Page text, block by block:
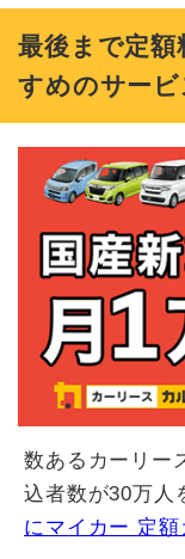
最後まで定
すめのサービ
数あるカーリー
込者数が30万人
にマイカー 定額